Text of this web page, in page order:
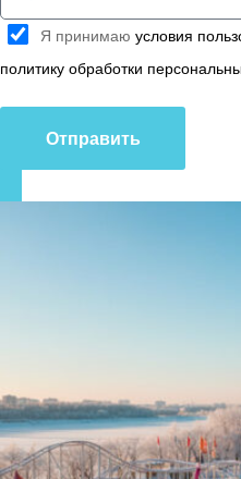
Я принимаю условия
политику обработки
Отправить